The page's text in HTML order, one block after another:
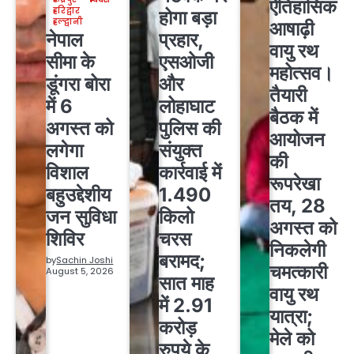
हरिद्वार
हल्द्वानी
नेपाल
सीमा के
डूंगरा बोरा
में 6
अगस्त को
लगेगा
विशाल
बहुउद्देशीय
जन सुविधा
शिविर
bySachin Joshi
August 5, 2026
होगा बड़ा
प्रहार,
एसओजी
और
लोहाघाट
पुलिस की
संयुक्त
कार्रवाई में
1.490
किलो
चरस
बरामद;
सात माह
में 2.91
करोड़
ऐतिहासिक
आषाढ़ी
वायु रथ
महोत्सव।
तैयारी
बैठक में
आयोजन
की
रूपरेखा
तय, 28
अगस्त को
निकलेगी
चमत्कारी
वायु रथ
यात्रा;
मेले को